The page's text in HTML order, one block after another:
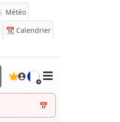
Météo
📆 Calendrier
🇫🇷
📅